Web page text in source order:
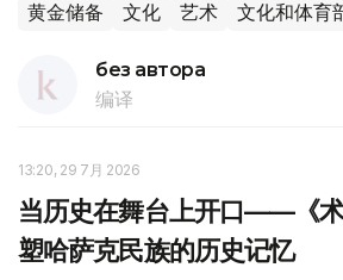
黄金储备 文化 艺术 文化和体育
без автора
编译
13:20, 29 7月 2026
当历史在舞台上开口——《
塑哈萨克民族的历史记忆